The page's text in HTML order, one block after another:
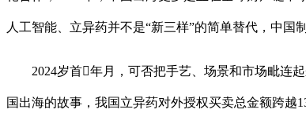
人工智能、立异药并不是“新三样”的简单替代，中国
2024岁首年月，可否把手艺、场景和市场毗连起
国出海的故事，我国立异药对外授权买卖总金额跨